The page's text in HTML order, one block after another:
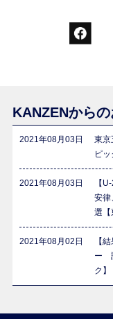
KANZENから
2021年08月03日
東
ピッ
2021年08月03日
【
安律
選【
2021年08月02日
【
ー
ク】